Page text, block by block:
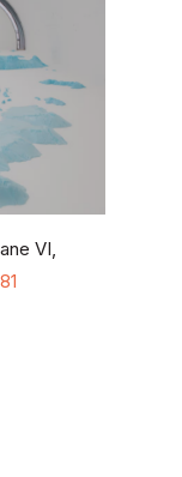
VI,